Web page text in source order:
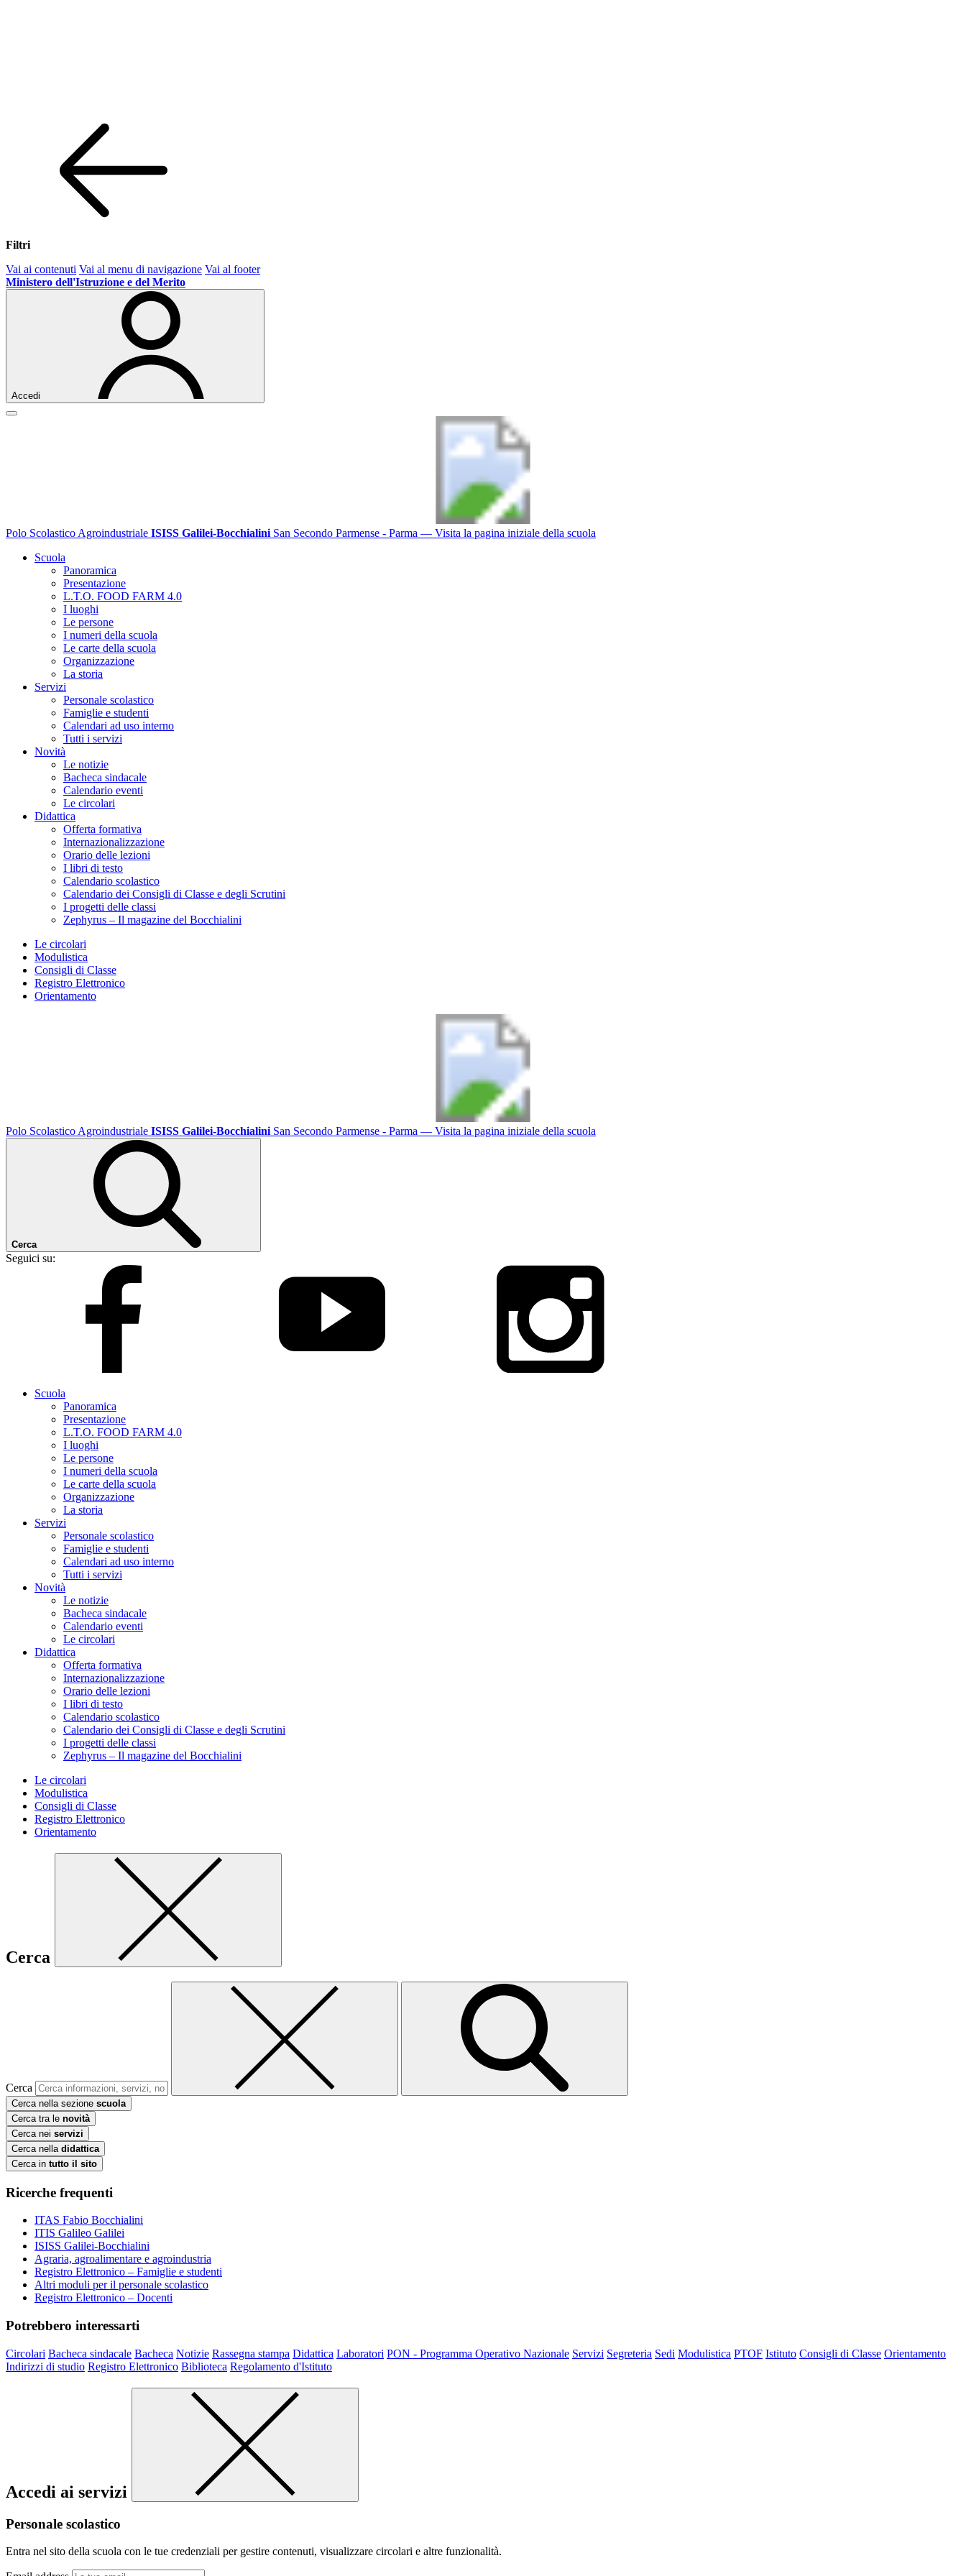
Filtri
Vai ai contenuti Vai al menu di navigazione Vai al footer
Ministero dell'Istruzione e del Merito
Accedi
Polo Scolastico Agroindustriale ISISS Galilei-Bocchialini San Secondo Parmense - Parma — Visita la pagina iniziale della scuola
Scuola
Panoramica
Presentazione
L.T.O. FOOD FARM 4.0
I luoghi
Le persone
I numeri della scuola
Le carte della scuola
Organizzazione
La storia
Servizi
Personale scolastico
Famiglie e studenti
Calendari ad uso interno
Tutti i servizi
Novità
Le notizie
Bacheca sindacale
Calendario eventi
Le circolari
Didattica
Offerta formativa
Internazionalizzazione
Orario delle lezioni
I libri di testo
Calendario scolastico
Calendario dei Consigli di Classe e degli Scrutini
I progetti delle classi
Zephyrus – Il magazine del Bocchialini
Le circolari
Modulistica
Consigli di Classe
Registro Elettronico
Orientamento
Polo Scolastico Agroindustriale ISISS Galilei-Bocchialini San Secondo Parmense - Parma — Visita la pagina iniziale della scuola
Cerca
Seguici su:
Scuola
Panoramica
Presentazione
L.T.O. FOOD FARM 4.0
I luoghi
Le persone
I numeri della scuola
Le carte della scuola
Organizzazione
La storia
Servizi
Personale scolastico
Famiglie e studenti
Calendari ad uso interno
Tutti i servizi
Novità
Le notizie
Bacheca sindacale
Calendario eventi
Le circolari
Didattica
Offerta formativa
Internazionalizzazione
Orario delle lezioni
I libri di testo
Calendario scolastico
Calendario dei Consigli di Classe e degli Scrutini
I progetti delle classi
Zephyrus – Il magazine del Bocchialini
Le circolari
Modulistica
Consigli di Classe
Registro Elettronico
Orientamento
Cerca
Cerca
Cerca nella sezione scuola
Cerca tra le novità
Cerca nei servizi
Cerca nella didattica
Cerca in tutto il sito
Ricerche frequenti
ITAS Fabio Bocchialini
ITIS Galileo Galilei
ISISS Galilei-Bocchialini
Agraria, agroalimentare e agroindustria
Registro Elettronico – Famiglie e studenti
Altri moduli per il personale scolastico
Registro Elettronico – Docenti
Potrebbero interessarti
Circolari Bacheca sindacale Bacheca Notizie Rassegna stampa Didattica Laboratori PON - Programma Operativo Nazionale Servizi Segreteria Sedi Modulistica PTOF Istituto Consigli di Classe Orientamento
Indirizzi di studio Registro Elettronico Biblioteca Regolamento d'Istituto
Accedi ai servizi
Personale scolastico
Entra nel sito della scuola con le tue credenziali per gestire contenuti, visualizzare circolari e altre funzionalità.